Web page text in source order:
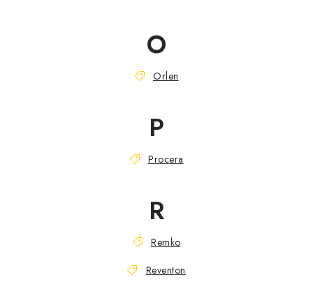
O
Orlen
P
Procera
R
Remko
Reventon